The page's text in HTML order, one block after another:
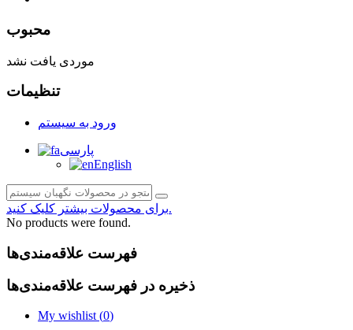
محبوب
موردی یافت نشد
تنظیمات
ورود به سیستم
پارسی
English
برای محصولات بیشتر کلیک کنید.
No products were found.
فهرست علاقه‌مندی‌ها
ذخیره در فهرست علاقه‌مندی‌ها
My wishlist (0)